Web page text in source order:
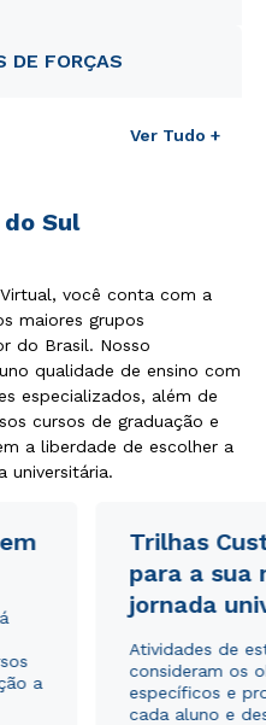
DE FORÇAS
Ver Tudo +
Sul
você conta com a
maiores grupos
do Brasil. Nosso
qualidade de ensino com
especializados, além de
cursos de graduação e
a liberdade de escolher a
universitária.
a
Trilhas
para a sua
jornada
Atividades de
consideram os
específicos e
cada aluno e
de Privacidade. e
utilizados para o
do Sul.